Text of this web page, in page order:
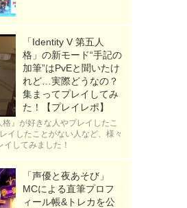
「Identity V 第五人
格」の新モード“手記の
加筆”はPvEと聞いたけ
れど…実際どうなの？
集まってプレイしてみ
た！【プレイレポ】
格』が好きな人やプレイしたこ
イしたことがない人など、様々
してみました！
「声優と夜あそび」
MCによる直筆プロフ
ィール帳&トレカを公